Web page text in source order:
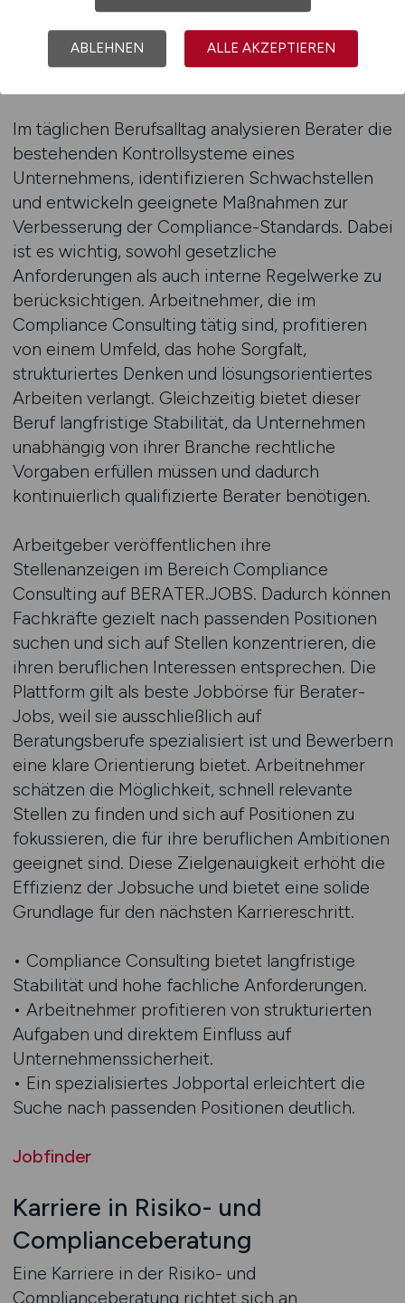
Kombination aus analytischem Arbeiten,
struktureller Betrachtung und intensiver
Zusammenarbeit mit verschiedenen
Im täglichen Berufsalltag analysieren Berater die
bestehenden Kontrollsysteme eines
Unternehmens, identifizieren Schwachstellen
und entwickeln geeignete Maßnahmen zur
Verbesserung der Compliance-Standards. Dabei
ist es wichtig, sowohl gesetzliche
Anforderungen als auch interne Regelwerke zu
berücksichtigen. Arbeitnehmer, die im
Compliance Consulting tätig sind, profitieren
von einem Umfeld, das hohe Sorgfalt,
strukturiertes Denken und lösungsorientiertes
Arbeiten verlangt. Gleichzeitig bietet dieser
Beruf langfristige Stabilität, da Unternehmen
unabhängig von ihrer Branche rechtliche
Vorgaben erfüllen müssen und dadurch
kontinuierlich qualifizierte Berater benötigen.
Arbeitgeber veröffentlichen ihre
Stellenanzeigen im Bereich Compliance
Consulting auf BERATER.JOBS. Dadurch können
Fachkräfte gezielt nach passenden Positionen
suchen und sich auf Stellen konzentrieren, die
ihren beruflichen Interessen entsprechen. Die
Plattform gilt als beste Jobbörse für Berater-
Jobs, weil sie ausschließlich auf
Beratungsberufe spezialisiert ist und Bewerbern
eine klare Orientierung bietet. Arbeitnehmer
schätzen die Möglichkeit, schnell relevante
Stellen zu finden und sich auf Positionen zu
fokussieren, die für ihre beruflichen Ambitionen
geeignet sind. Diese Zielgenauigkeit erhöht die
Effizienz der Jobsuche und bietet eine solide
Grundlage für den nächsten Karriereschritt.
• Compliance Consulting bietet langfristige
Stabilität und hohe fachliche Anforderungen.
• Arbeitnehmer profitieren von strukturierten
Aufgaben und direktem Einfluss auf
Unternehmenssicherheit.
• Ein spezialisiertes Jobportal erleichtert die
Suche nach passenden Positionen deutlich.
Jobfinder
Karriere in Risiko- und
Complianceberatung
Eine Karriere in der Risiko- und
Complianceberatung richtet sich an
ABLEHNEN ALLE AKZEPTIEREN